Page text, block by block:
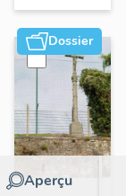
Dossier
Aperçu